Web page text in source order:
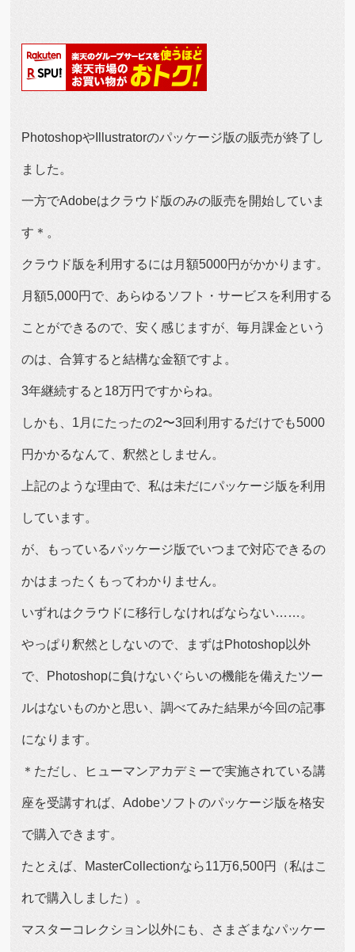
PhotoshopやIllustratorのパッケージ版の販売が終了し
ました。
一方でAdobeはクラウド版のみの販売を開始していま
す＊。
クラウド版を利用するには月額5000円がかかります。
月額5,000円で、あらゆるソフト・サービスを利用する
ことができるので、安く感じますが、毎月課金という
のは、合算すると結構な金額ですよ。
3年継続すると18万円ですからね。
しかも、1月にたったの2〜3回利用するだけでも5000
円かかるなんて、釈然としません。
上記のような理由で、私は未だにパッケージ版を利用
しています。
が、もっているパッケージ版でいつまで対応できるの
かはまったくもってわかりません。
いずれはクラウドに移行しなければならない……。
やっぱり釈然としないので、まずはPhotoshop以外
で、Photoshopに負けないぐらいの機能を備えたツー
ルはないものかと思い、調べてみた結果が今回の記事
になります。
＊ただし、ヒューマンアカデミーで実施されている講
座を受講すれば、Adobeソフトのパッケージ版を格安
で購入できます。
たとえば、MasterCollectionなら11万6,500円（私はこ
れで購入しました）。
マスターコレクション以外にも、さまざまなパッケー